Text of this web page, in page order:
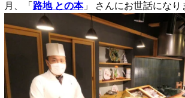
月、「 路地 との本」 さんにお世話になり